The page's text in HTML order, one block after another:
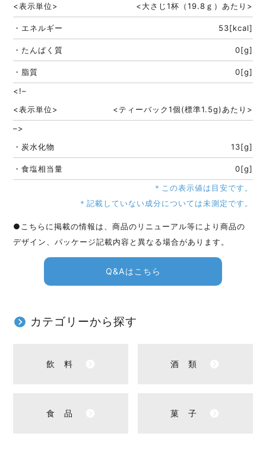
<表示単位> <大さじ1杯（19.8ｇ）あたり>
・エネルギー 53[kcal]
・たんぱく質 0[g]
・脂質
0[g]
<!–
<表示単位>
<ティーバック1個(標準1.5g)あたり>
–>
・炭水化物
13[g]
・食塩相当量
0[g]
＊この表示値は目安です。
＊記載していない成分については未測定です。
●こちらに掲載の情報は、商品のリニューアル等により商品の
デザイン、パッケージ記載内容と異なる場合があります。
Q&Aはこちら
カテゴリーから探す
飲 料 酒 類
食 品 菓 子